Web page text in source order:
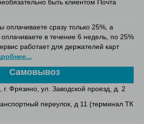
быть клиентом Почта
оплачиваете сразу только 25%, а
в течение 6 недель, по 25%
работает для держателей карт
Самовывоз
г. Фрязино, ул. Заводской проезд, д. 2
переулок, д 11 (терминал ТК